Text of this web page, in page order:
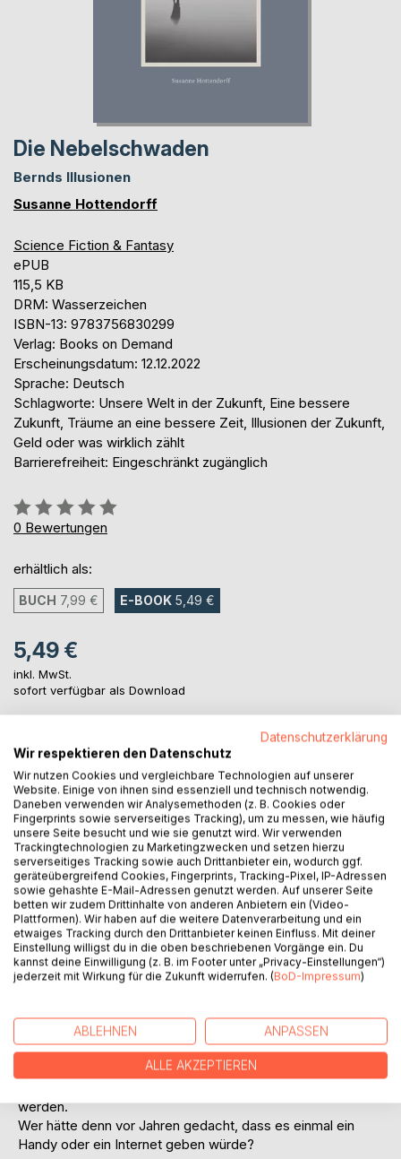
Die Nebelschwaden
Bernds Illusionen
Susanne Hottendorff
Science Fiction & Fantasy
ePUB
115,5 KB
DRM: Wasserzeichen
ISBN-13: 9783756830299
Verlag: Books on Demand
Erscheinungsdatum: 12.12.2022
Sprache: Deutsch
Schlagworte: Unsere Welt in der Zukunft, Eine bessere
Zukunft, Träume an eine bessere Zeit, Illusionen der Zukunft,
Geld oder was wirklich zählt
Barrierefreiheit: Eingeschränkt zugänglich
Bewertung::
0%
0 Bewertungen
erhältlich als:
BUCH 7,99 € E-BOOK 5,49 €
5,49 €
inkl. MwSt.
sofort verfügbar als Download
IN DEN WARENKORB
Auf die Merkliste
Titel bewerten
BESCHREIBUNG
Vielleicht werden auch wir alle eines Tages in dieser Welt
leben.
werden.
Wer hätte denn vor Jahren gedacht, dass es einmal ein
Handy oder ein Internet geben würde?
Datenschutzerklärung
Wir respektieren den Datenschutz
Wir nutzen Cookies und vergleichbare Technologien auf unserer
Website. Einige von ihnen sind essenziell und technisch notwendig.
Daneben verwenden wir Analysemethoden (z. B. Cookies oder
Fingerprints sowie serverseitiges Tracking), um zu messen, wie häufig
unsere Seite besucht und wie sie genutzt wird. Wir verwenden
Trackingtechnologien zu Marketingzwecken und setzen hierzu
serverseitiges Tracking sowie auch Drittanbieter ein, wodurch ggf.
geräteübergreifend Cookies, Fingerprints, Tracking-Pixel, IP-Adressen
sowie gehashte E-Mail-Adressen genutzt werden. Auf unserer Seite
betten wir zudem Drittinhalte von anderen Anbietern ein (Video-
Plattformen). Wir haben auf die weitere Datenverarbeitung und ein
etwaiges Tracking durch den Drittanbieter keinen Einfluss. Mit deiner
Einstellung willigst du in die oben beschriebenen Vorgänge ein. Du
kannst deine Einwilligung (z. B. im Footer unter „Privacy-Einstellungen“)
jederzeit mit Wirkung für die Zukunft widerrufen. (BoD-Impressum)
ABLEHNEN ANPASSEN
ALLE AKZEPTIEREN